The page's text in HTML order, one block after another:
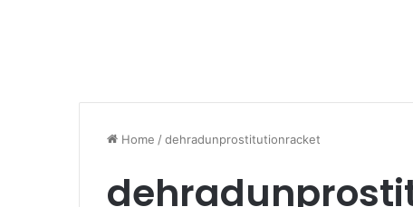
Home /dehradunprostitutionracket